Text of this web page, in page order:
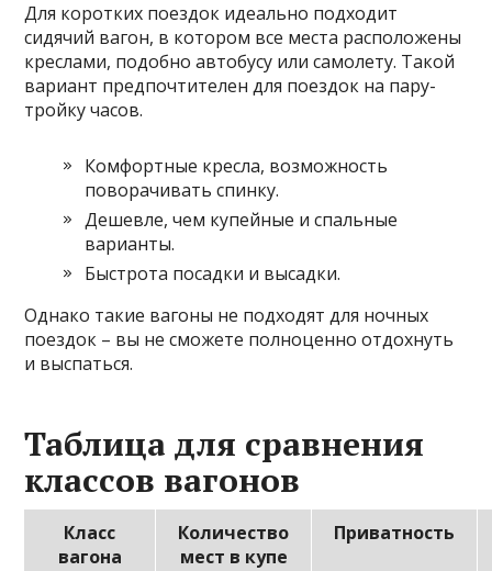
Для коротких поездок идеально подходит
сидячий вагон, в котором все места расположены
креслами, подобно автобусу или самолету. Такой
вариант предпочтителен для поездок на пару-
тройку часов.
Комфортные кресла, возможность
поворачивать спинку.
Дешевле, чем купейные и спальные
варианты.
Быстрота посадки и высадки.
Однако такие вагоны не подходят для ночных
поездок – вы не сможете полноценно отдохнуть
и выспаться.
Таблица для сравнения
классов вагонов
Класс
вагона
Количество
мест в купе
Приватность